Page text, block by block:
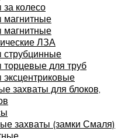
колесо
магнитные
магнитные
ЛЗА
струбцинные
торцевые для труб
эксцентриковые
захваты для блоков,
захваты (замки Смаля)